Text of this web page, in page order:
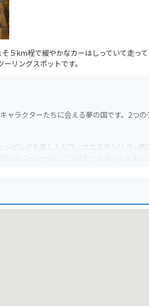
５km程で緩やかなカーはしっていて走っ
リングスポットです。
ャラクターたちに会える夢の国です。2つの
ピングを楽しんだり、ウエスタンリバー鉄
ズニーシーは、7つのテーマポートがあり